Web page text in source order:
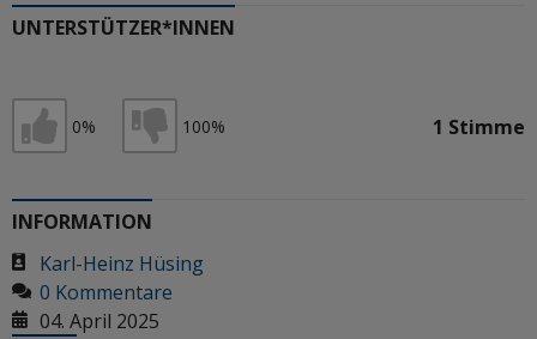
UNTERSTÜTZER*INNEN
1 Stimme
Ich stimme zu
0%
Ich stimme nicht zu
100%
INFORMATION
Karl-Heinz Hüsing
0 Kommentare
04. April 2025